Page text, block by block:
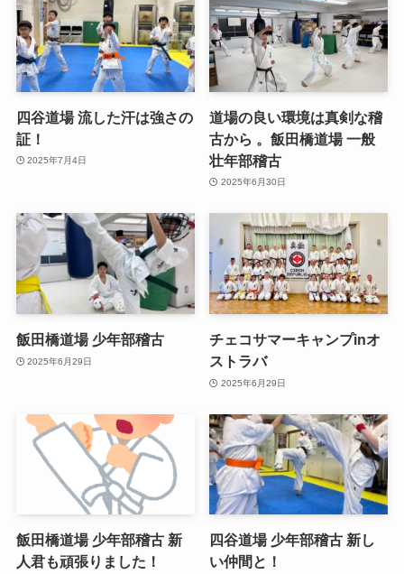
四谷道場 流した汗は強さの
証！
2025年7月4日
道場の良い環境は真剣な稽
古から 。飯田橋道場 一般
壮年部稽古
2025年6月30日
飯田橋道場 少年部稽古
2025年6月29日
チェコサマーキャンプinオ
ストラバ
2025年6月29日
飯田橋道場 少年部稽古 新
人君も頑張りました！
四谷道場 少年部稽古 新し
い仲間と！